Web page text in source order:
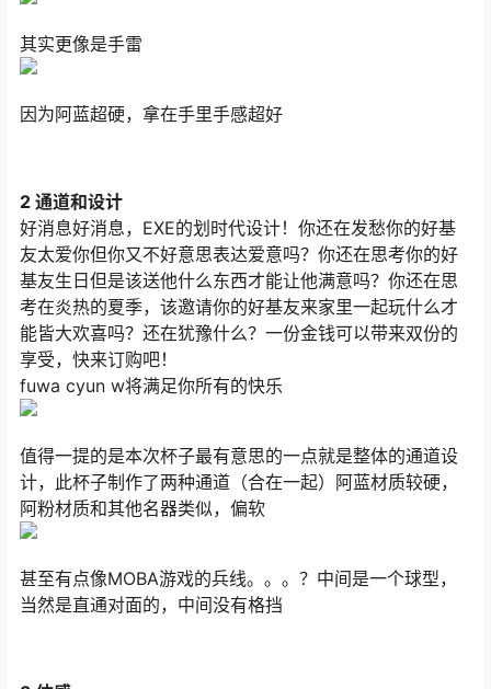
其实更像是手雷
因为阿蓝超硬，拿在手里手感超好
2 通道和设计
好消息好消息，EXE的划时代设计！你还在发愁你的好基
友太爱你但你又不好意思表达爱意吗？你还在思考你的好
基友生日但是该送他什么东西才能让他满意吗？你还在思
考在炎热的夏季，该邀请你的好基友来家里一起玩什么才
能皆大欢喜吗？还在犹豫什么？一份金钱可以带来双份的
享受，快来订购吧！
fuwa cyun w将满足你所有的快乐
值得一提的是本次杯子最有意思的一点就是整体的通道设
计，此杯子制作了两种通道（合在一起）阿蓝材质较硬，
阿粉材质和其他名器类似，偏软
甚至有点像MOBA游戏的兵线。。。？中间是一个球型，
当然是直通对面的，中间没有格挡